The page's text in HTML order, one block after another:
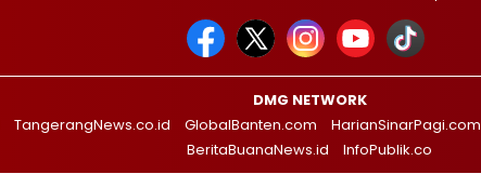
DMG NETWORK
TangerangNews.co.id GlobalBanten.com HarianSinarPagi.com
BeritaBuanaNews.id
InfoPublik.co